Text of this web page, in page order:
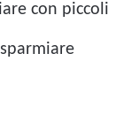
con piccoli